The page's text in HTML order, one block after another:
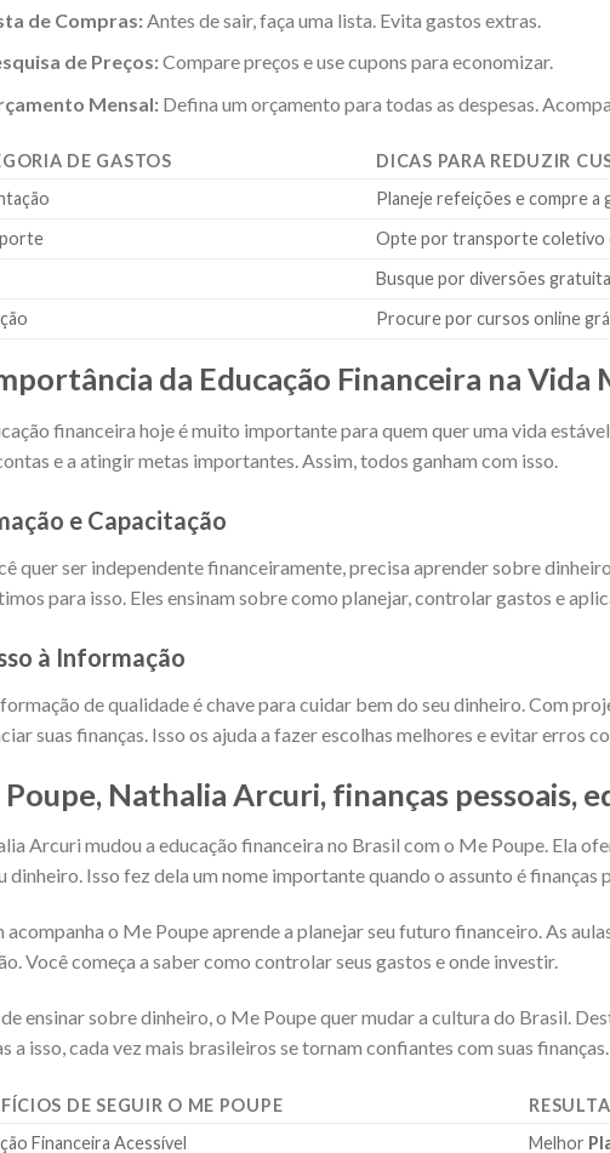
de Compras:Antes de sair, faça uma lista. Evita gastos extras.
de Preços:Compare preços e use cupons para economizar.
Mensal:Defina um orçamento para todas as despesas.
DE GASTOS
DICAS PARA REDUZIR
Planeje refeições e compre a
Opte por transporte coletivo
Busque por diversões
Procure por cursos online
da Educação Financeira na Vida
financeira hoje é muito importante para quem quer uma vida
e a atingir metas importantes. Assim, todos ganham com isso.
e Capacitação
quer ser independente financeiramente, precisa aprender sobre
para isso. Eles ensinam sobre como planejar, controlar gastos e
à Informação
de qualidade é chave para cuidar bem do seu dinheiro. Com
suas finanças. Isso os ajuda a fazer escolhas melhores e evitar erros
Nathalia Arcuri, finanças pessoais,
Arcuri mudou a educação financeira no Brasil com o Me Poupe. Ela
dinheiro. Isso fez dela um nome importante quando o assunto é finanças
acompanha o Me Poupe aprende a planejar seu futuro financeiro. As
Você começa a saber como controlar seus gastos e onde investir.
ensinar sobre dinheiro, o Me Poupe quer mudar a cultura do Brasil.
a isso, cada vez mais brasileiros se tornam confiantes com suas finanças.
DE SEGUIR O ME POUPE
Financeira Acessível
Melhor